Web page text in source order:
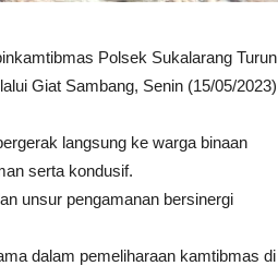
Polsek Sukalarang Turun
Giat Sambang, Senin (15/05/2023)
langsung ke warga binaan
serta kondusif.
unsur pengamanan bersinergi
dalam pemeliharaan kamtibmas di